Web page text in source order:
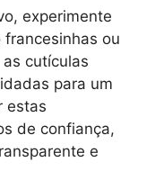
experimente
ou
cutículas
para um
estas
de confiança,
e